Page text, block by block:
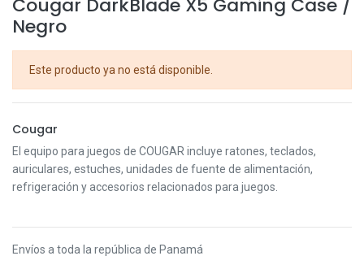
Negro
Este producto ya no está disponible.
Cougar
El equipo para juegos de COUGAR incluye ratones, teclados,
auriculares, estuches, unidades de fuente de alimentación,
refrigeración y accesorios relacionados para juegos.
Envíos a toda la república de Panamá